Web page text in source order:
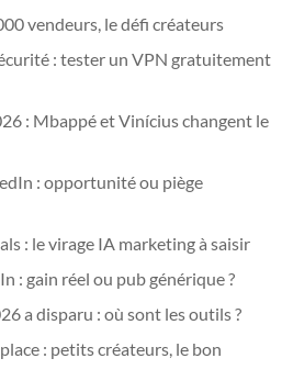
vendeurs, le défi créateurs
: tester un VPN gratuitement
: Mbappé et Vinícius changent le
: opportunité ou piège
: le virage IA marketing à saisir
: gain réel ou pub générique ?
a disparu : où sont les outils ?
: petits créateurs, le bon